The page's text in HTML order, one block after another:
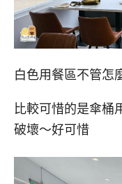
白色用餐區不管怎
比較可惜的是傘桶
破壞～好可惜